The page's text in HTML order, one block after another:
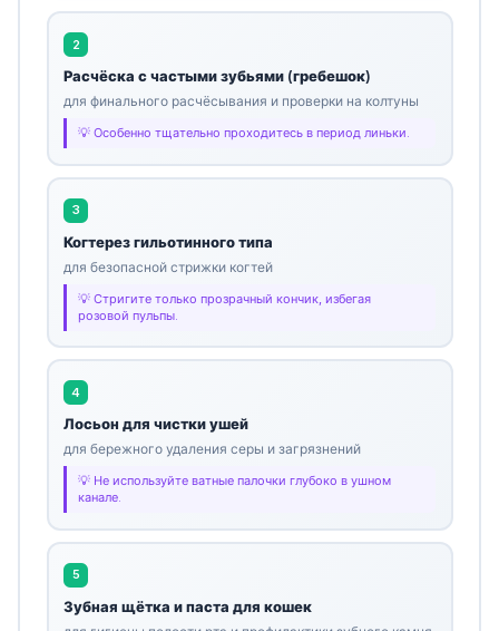
2
Расчёска с частыми зубьями (гребешок)
для финального расчёсывания и проверки на колтуны
Особенно тщательно проходитесь в период линьки.
3
Когтерез гильотинного типа
для безопасной стрижки когтей
Стригите только прозрачный кончик, избегая
розовой пульпы.
4
Лосьон для чистки ушей
для бережного удаления серы и загрязнений
Не используйте ватные палочки глубоко в ушном
канале.
5
Зубная щётка и паста для кошек